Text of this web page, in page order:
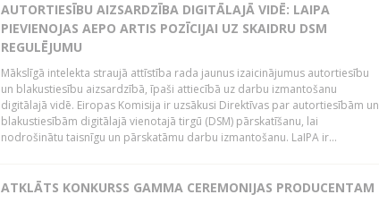
AUTORTIESĪBU AIZSARDZĪBA DIGITĀLAJĀ VIDĒ: LAIPA
PIEVIENOJAS AEPO ARTIS POZĪCIJAI UZ SKAIDRU DSM
REGULĒJUMU
Mākslīgā intelekta straujā attīstība rada jaunus izaicinājumus autortiesību
un blakustiesību aizsardzībā, īpaši attiecībā uz darbu izmantošanu
digitālajā vidē. Eiropas Komisija ir uzsākusi Direktīvas par autortiesībām un
blakustiesībām digitālajā vienotajā tirgū (DSM) pārskatīšanu, lai
nodrošinātu taisnīgu un pārskatāmu darbu izmantošanu. LaIPA ir...
ATKLĀTS KONKURSS GAMMA CEREMONIJAS PRODUCENTAM